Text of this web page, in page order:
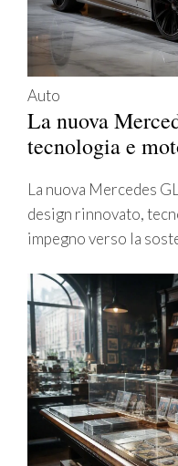
Auto
La nuova
tecnologia e
La nuova Mercedes
design rinnovato,
impegno verso la